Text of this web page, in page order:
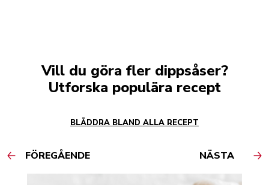
Vill du göra fler dippsåser?
Utforska populära recept
BLÄDDRA BLAND ALLA RECEPT
FÖREGÅENDE NÄSTA